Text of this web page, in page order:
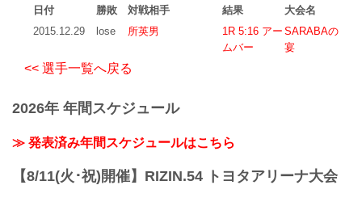
日付 勝敗 対戦相手 結果
大会名
2015.12.29
lose 所英男
1R 5:16 アー
ムバー
SARABAの
宴
<< 選手一覧へ戻る
2026年 年間スケジュール
≫ 発表済み年間スケジュールはこちら
【8/11(火･祝)開催】RIZIN.54 トヨタアリーナ大会